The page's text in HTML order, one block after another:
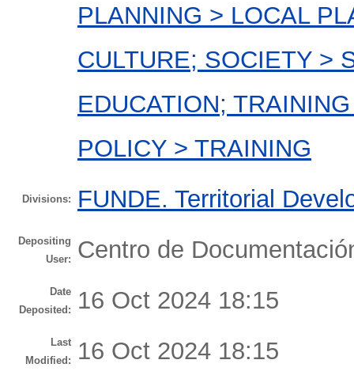
PLANNING > LOCAL
CULTURE; SOCIETY >
EDUCATION;
POLICY > TRAINING
Divisions: FUNDE. Territorial
Depositing
User:
Centro de
Date
Deposited:
16 Oct 2024 18:15
Last
Modified:
16 Oct 2024 18:15